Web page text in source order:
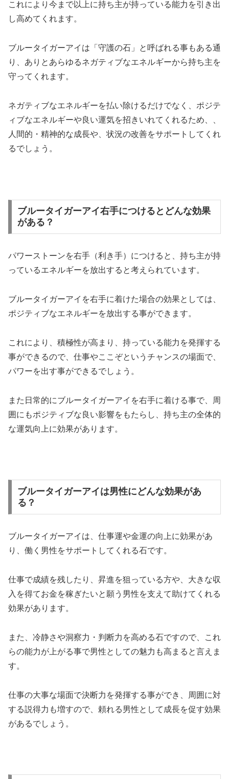
これにより今まで以上に持ち主が持っている能力を引き出
し高めてくれます。
ブルータイガーアイは「守護の石」と呼ばれる事もある通
り、ありとあらゆるネガティブなエネルギーから持ち主を
守ってくれます。
ネガティブなエネルギーを払い除けるだけでなく、ポジテ
ィブなエネルギーや良い運気を招きいれてくれるため、、
人間的・精神的な成長や、状況の改善をサポートしてくれ
るでしょう。
ブルータイガーアイ右手につけるとどんな効果
がある？
パワーストーンを右手（利き手）につけると、持ち主が持
っているエネルギーを放出すると考えられています。
ブルータイガーアイを右手に着けた場合の効果としては、
ポジティブなエネルギーを放出する事ができます。
これにより、積極性が高まり、持っている能力を発揮する
事ができるので、仕事やここぞというチャンスの場面で、
パワーを出す事ができるでしょう。
また日常的にブルータイガーアイを右手に着ける事で、周
囲にもポジティブな良い影響をもたらし、持ち主の全体的
な運気向上に効果があります。
ブルータイガーアイは男性にどんな効果があ
る？
ブルータイガーアイは、仕事運や金運の向上に効果があ
り、働く男性をサポートしてくれる石です。
仕事で成績を残したり、昇進を狙っている方や、大きな収
入を得てお金を稼ぎたいと願う男性を支えて助けてくれる
効果があります。
また、冷静さや洞察力・判断力を高める石ですので、これ
らの能力が上がる事で男性としての魅力も高まると言えま
す。
仕事の大事な場面で決断力を発揮する事ができ、周囲に対
する説得力も増すので、頼れる男性として成長を促す効果
があるでしょう。